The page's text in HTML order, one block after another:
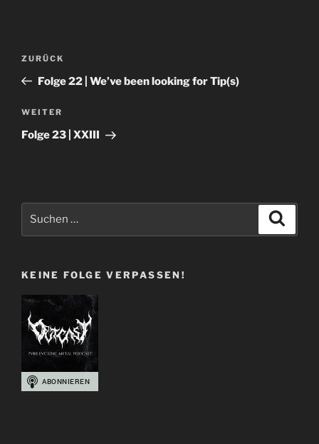
Beitragsnavigation
Vorheriger
Beitrag
ZURÜCK
Folge 22 | We’ve been looking for Tip(s)
Nächster
Beitrag
WEITER
Folge 23 | XXIII
KEINE FOLGE VERPASSEN!